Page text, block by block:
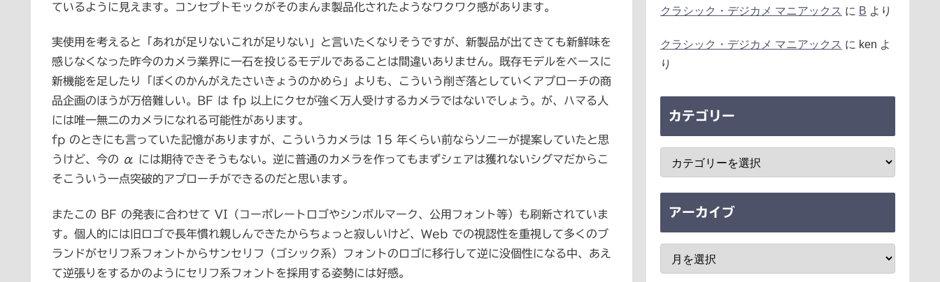
ているように見えます。コンセプトモックがそのまんま製品化されたようなワクワク感があります。
実使用を考えると「あれが足りないこれが足りない」と言いたくなりそうですが、新製品が出てきても新鮮味を
感じなくなった昨今のカメラ業界に一石を投じるモデルであることは間違いありません。既存モデルをベースに
新機能を足したり「ぼくのかんがえたさいきょうのかめら」よりも、こういう削ぎ落としていくアプローチの商
品企画のほうが万倍難しい。BF は fp 以上にクセが強く万人受けするカメラではないでしょう。が、ハマる人
には唯一無二のカメラになれる可能性があります。
fp のときにも言っていた記憶がありますが、こういうカメラは 15 年くらい前ならソニーが提案していたと思
うけど、今の α には期待できそうもない。逆に普通のカメラを作ってもまずシェアは獲れないシグマだからこ
そこういう一点突破的アプローチができるのだと思います。
またこの BF の発表に合わせて VI（コーポレートロゴやシンボルマーク、公用フォント等）も刷新されていま
す。個人的には旧ロゴで長年慣れ親しんできたからちょっと寂しいけど、Web での視認性を重視して多くのブ
ランドがセリフ系フォントからサンセリフ（ゴシック系）フォントのロゴに移行して逆に没個性になる中、あえ
て逆張りをするかのようにセリフ系フォントを採用する姿勢には好感。
クラシック・デジカメ マニアックス に B より
クラシック・デジカメ マニアックス に ken よ
り
カテゴリー
アーカイブ